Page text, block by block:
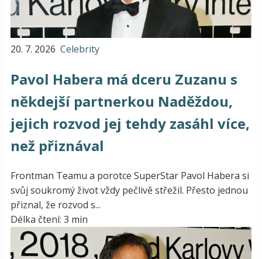
20. 7. 2026 Celebrity
Pavol Habera má dceru Zuzanu s
někdejší partnerkou Naděždou,
jejich rozvod jej tehdy zasáhl více,
než přiznával
Frontman Teamu a porotce SuperStar Pavol Habera si
svůj soukromý život vždy pečlivě střežil. Přesto jednou
přiznal, že rozvod s...
Délka čtení: 3 min